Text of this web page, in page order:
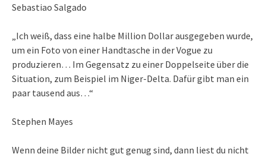
Sebastiao Salgado
„Ich weiß, dass eine halbe Million Dollar ausgegeben wurde,
um ein Foto von einer Handtasche in der Vogue zu
produzieren… Im Gegensatz zu einer Doppelseite über die
Situation, zum Beispiel im Niger-Delta. Dafür gibt man ein
paar tausend aus…“
Stephen Mayes
Wenn deine Bilder nicht gut genug sind, dann liest du nicht